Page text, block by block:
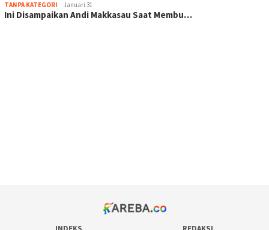
TANPA KATEGORI Januari 31
Ini Disampaikan Andi Makkasau Saat Membu…